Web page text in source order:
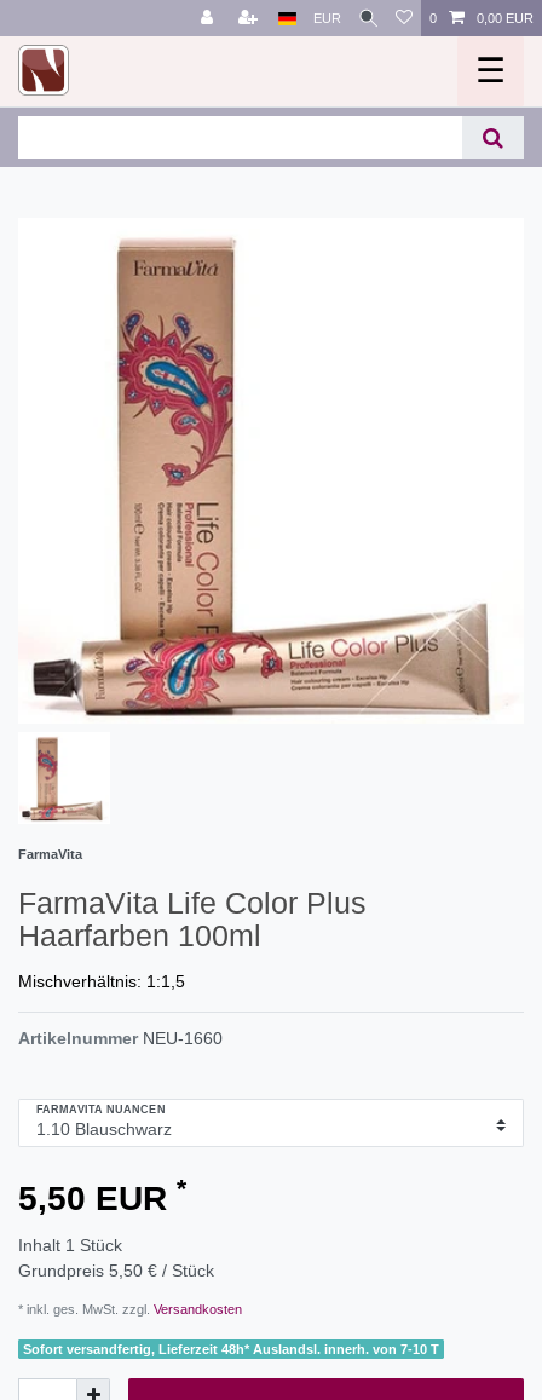
EUR 0 0,00 EUR
☰
FarmaVita
FarmaVita Life Color Plus
Haarfarben 100ml
Mischverhältnis: 1:1,5
Artikelnummer NEU-1660
FARMAVITA NUANCEN
5,50 EUR *
Inhalt 1 Stück
Grundpreis 5,50 € / Stück
* inkl. ges. MwSt. zzgl. Versandkosten
Sofort versandfertig, Lieferzeit 48h* Auslandsl. innerh. von 7-10 T